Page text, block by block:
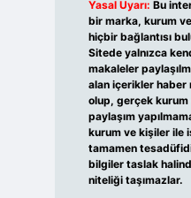
Yasal Uyarı: Bu
bir marka, kurum
hiçbir bağlantısı
Sitede yalnızca
makaleler
alan içerikler haber
olup, gerçek kurum
paylaşım
kurum ve kişiler ile
tamamen
bilgiler taslak
niteliği taşımazlar.